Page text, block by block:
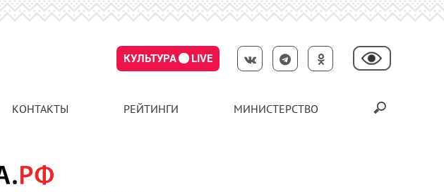
КУЛЬТУРА LIVE
КОНТАКТЫ РЕЙТИНГИ МИНИСТЕРСТВО